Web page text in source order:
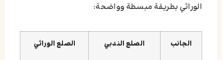
الوراثي بطريقة مبسطة وواضحة:
الجانب الصلع الندبي الصلع الوراثي